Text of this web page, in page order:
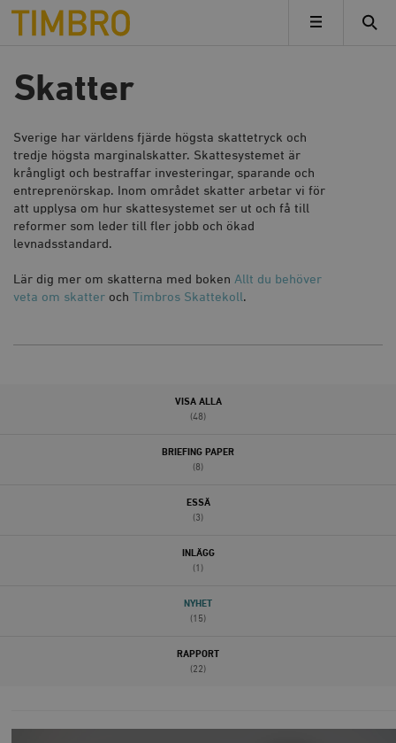
Timbro
MENY
Skatter
Sverige har världens fjärde högsta skattetryck och
tredje högsta marginalskatter. Skattesystemet är
krångligt och bestraffar investeringar, sparande och
entreprenörskap. Inom området skatter arbetar vi för
att upplysa om hur skattesystemet ser ut och få till
reformer som leder till fler jobb och ökad
levnadsstandard.
Lär dig mer om skatterna med boken Allt du behöver
veta om skatter och Timbros Skattekoll.
VISA ALLA
(48)
BRIEFING PAPER
(8)
ESSÄ
(3)
INLÄGG
(1)
NYHET
(15)
RAPPORT
(22)